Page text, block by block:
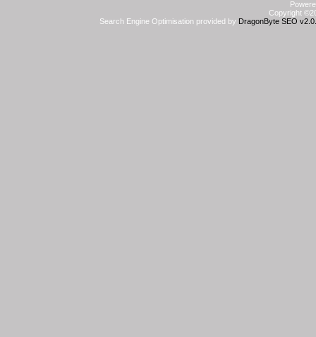
Copyright
Search Engine Optimisation provided by DragonByte SEO